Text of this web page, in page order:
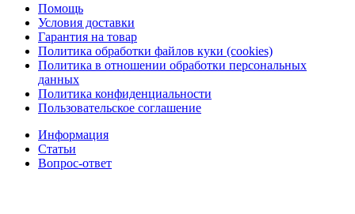
Помощь
Условия доставки
Гарантия на товар
Политика обработки файлов куки (cookies)
Политика в отношении обработки персональных
данных
Политика конфиденциальности
Пользовательское соглашение
Информация
Статьи
Вопрос-ответ